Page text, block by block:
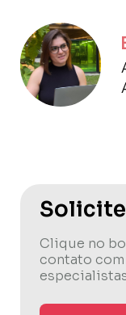
Clique no
contato